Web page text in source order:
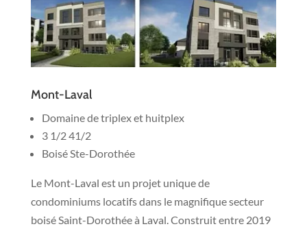
Mont-Laval
Domaine de triplex et huitplex
3 1/2 41/2
Boisé Ste-Dorothée
Le Mont-Laval est un projet unique de
condominiums locatifs dans le magnifique secteur
boisé Saint-Dorothée à Laval. Construit entre 2019